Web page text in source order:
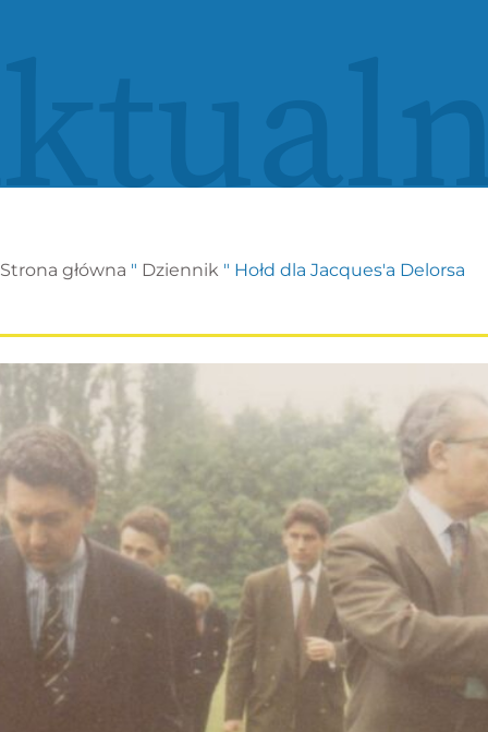
Strona główna " Dziennik " Hołd dla Jacques'a Delorsa